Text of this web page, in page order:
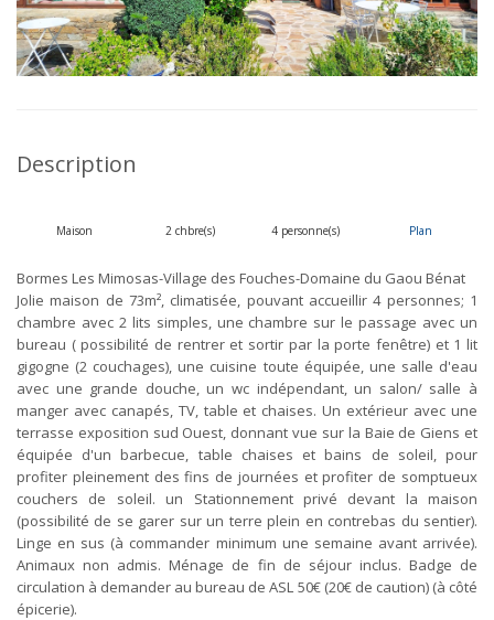
Description
Maison 2 chbre(s) 4 personne(s) Plan
Bormes Les Mimosas-Village des Fouches-Domaine du Gaou Bénat
Jolie maison de 73m², climatisée, pouvant accueillir 4 personnes; 1
chambre avec 2 lits simples, une chambre sur le passage avec un
bureau ( possibilité de rentrer et sortir par la porte fenêtre) et 1 lit
gigogne (2 couchages), une cuisine toute équipée, une salle d'eau
avec une grande douche, un wc indépendant, un salon/ salle à
manger avec canapés, TV, table et chaises. Un extérieur avec une
terrasse exposition sud Ouest, donnant vue sur la Baie de Giens et
équipée d'un barbecue, table chaises et bains de soleil, pour
profiter pleinement des fins de journées et profiter de somptueux
couchers de soleil. un Stationnement privé devant la maison
(possibilité de se garer sur un terre plein en contrebas du sentier).
Linge en sus (à commander minimum une semaine avant arrivée).
Animaux non admis. Ménage de fin de séjour inclus. Badge de
circulation à demander au bureau de ASL 50€ (20€ de caution) (à côté
épicerie).